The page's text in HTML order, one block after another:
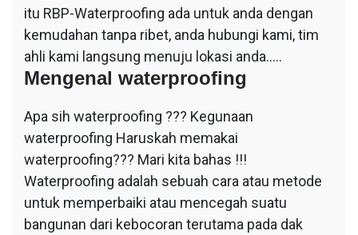
itu RBP-Waterproofing ada untuk anda dengan
kemudahan tanpa ribet, anda hubungi kami, tim
ahli kami langsung menuju lokasi anda…..
Mengenal waterproofing
Apa sih waterproofing ??? Kegunaan
waterproofing Haruskah memakai
waterproofing??? Mari kita bahas !!!
Waterproofing adalah sebuah cara atau metode
untuk memperbaiki atau mencegah suatu
bangunan dari kebocoran terutama pada dak